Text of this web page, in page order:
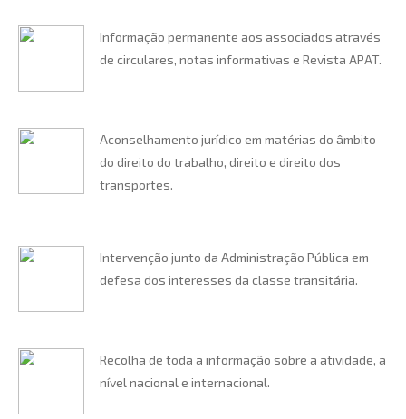
Informação permanente aos associados através
de circulares, notas informativas e Revista APAT.
Aconselhamento jurídico em matérias do âmbito
do direito do trabalho, direito e direito dos
transportes.
Intervenção junto da Administração Pública em
defesa dos interesses da classe transitária.
Recolha de toda a informação sobre a atividade, a
nível nacional e internacional.